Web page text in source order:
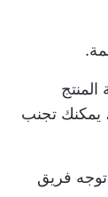
يمكنك تجنب
توجه فريق